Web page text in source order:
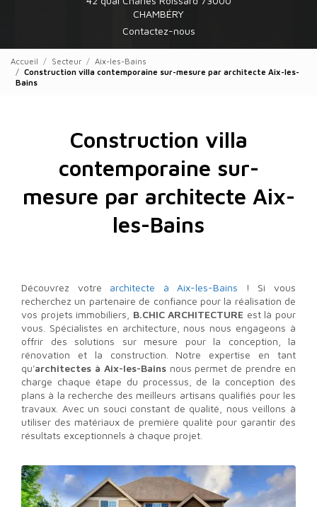
CHAMBÉRY
Contactez-nous
Accueil Secteur
Aix-les-Bains
Construction villa contemporaine sur-mesure par architecte Aix-les-
Bains
Construction villa
contemporaine sur-
mesure par architecte Aix-
les-Bains
Découvrez votre architecte à Aix-les-Bains ! Si vous
recherchez un partenaire de confiance pour la réalisation de
vos projets immobiliers, B.CHIC ARCHITECTURE est là pour
vous. Spécialistes en architecture, nous nous engageons à
offrir des solutions sur mesure pour la conception, la
rénovation et la construction. Notre expertise en tant
qu'architectes à Aix-les-Bainsnous permet de prendre en
charge chaque étape du processus, de la conception des
plans à la recherche des meilleurs artisans qualifiés pour les
travaux. Avec un souci constant de qualité, nous veillons à
utiliser des matériaux de première qualité pour garantir des
résultats exceptionnels à chaque projet.